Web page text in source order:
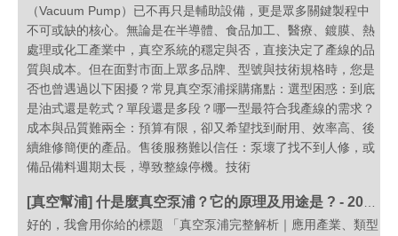
（Vacuum Pump）已不再只是輔助設備，更是眾多關鍵製程中
不可或缺的核心。無論是在半導體、食品加工、醫療、鍍膜、熱
處理或化工產業中，真空系統的穩定與否，直接決定了產線的品
質與成本。但在面對市面上眾多品牌、型號與技術規格時，您是
否也曾遇過以下困擾？常見真空泵浦採購痛點：選型困惑：到底
是油式還是乾式？單段還是多段？哪一型最符合我產線的需求？
成本與品質難兩全：預算有限，卻又希望找到耐用、效率高、後
續維修簡便的產品。售後服務難以信任：泵壞了找不到人修，或
備品備料週期太長，導致整線停機。技術
[真空幫浦] 什是麼真空泵浦？它的原理及用途是 ? - 2026 最新
好的，我會用你給的標題 「真空泵浦完整解析｜應用產業、類型